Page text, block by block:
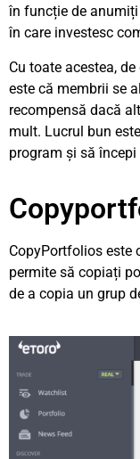
în funcție de
în care investesc
Cu toate acestea,
este că membrii se
recompensă dacă
mult. Lucrul bun
program și să
CopyPortfolios este
permite să copiați
de a copia un grup